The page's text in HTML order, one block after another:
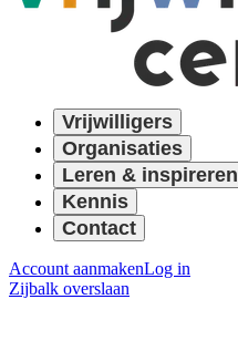
Vrijwilligers
Organisaties
Leren & inspireren
Kennis
Contact
Account aanmakenLog in
Zijbalk overslaan